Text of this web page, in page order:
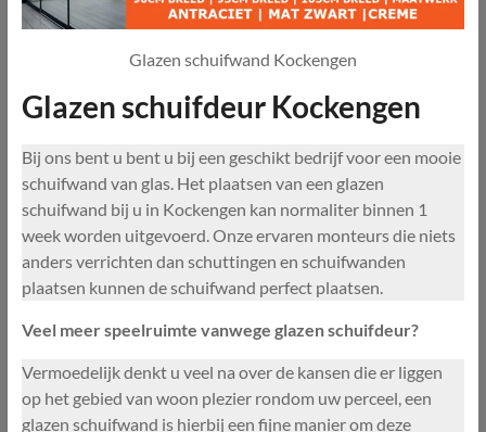
Glazen schuifwand Kockengen
Glazen schuifdeur Kockengen
Bij ons bent u bent u bij een geschikt bedrijf voor een mooie
schuifwand van glas. Het plaatsen van een glazen
schuifwand bij u in Kockengen kan normaliter binnen 1
week worden uitgevoerd. Onze ervaren monteurs die niets
anders verrichten dan schuttingen en schuifwanden
plaatsen kunnen de schuifwand perfect plaatsen.
Veel meer speelruimte vanwege glazen schuifdeur?
Vermoedelijk denkt u veel na over de kansen die er liggen
op het gebied van woon plezier rondom uw perceel, een
glazen schuifwand is hierbij een fijne manier om deze